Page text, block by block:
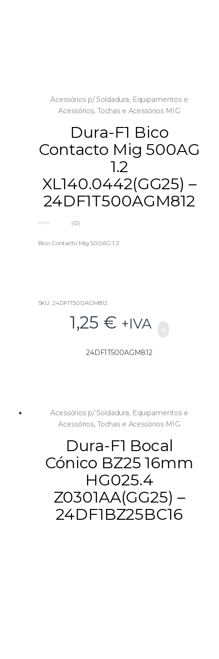
Acessórios p/ Soldadura, Equipamentos e
Acessórios, Tochas e Acessórios MIG
Dura-F1 Bico
Contacto Mig 500AG
1.2
XL140.0442(GG25) –
24DF1T500AGM812
u
(0)
Bico Contacto Mig 500AG 1.2
SKU: 24DF1T500AGM812
1,25 € +IVA
24DF1T500AGM812
Acessórios p/ Soldadura, Equipamentos e
Acessórios, Tochas e Acessórios MIG
Dura-F1 Bocal
Cónico BZ25 16mm
HG025.4
Z0301AA(GG25) –
24DF1BZ25BC16